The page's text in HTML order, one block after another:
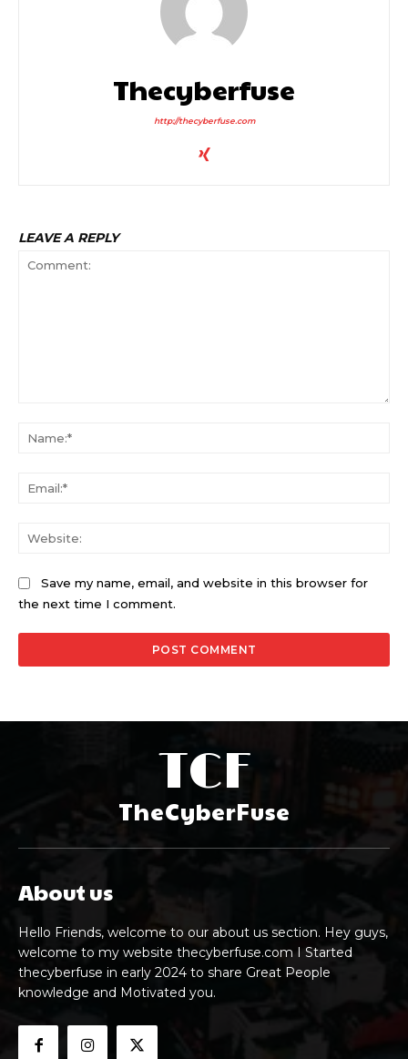
Thecyberfuse
http://thecyberfuse.com
LEAVE A REPLY
Save my name, email, and website in this browser for
the next time I comment.
TCF
TheCyberFuse
About us
Hello Friends, welcome to our about us section. Hey guys,
welcome to my website thecyberfuse.com I Started
thecyberfuse in early 2024 to share Great People
knowledge and Motivated you.